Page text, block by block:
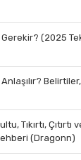
Gerekir? (2025
Anlaşılır?
Tıkırtı, Çıtırtı
(Dragonn)